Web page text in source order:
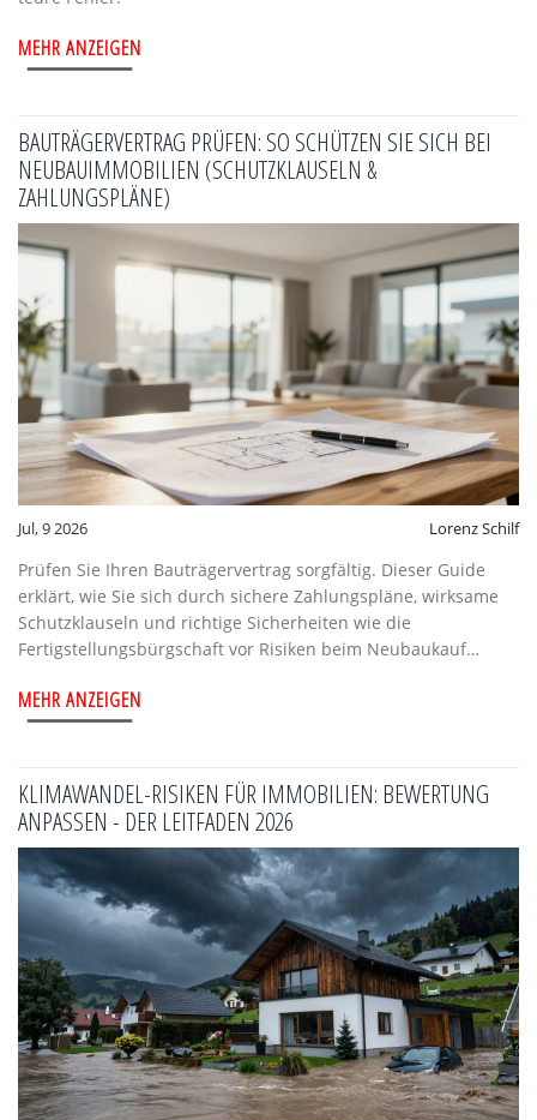
MEHR ANZEIGEN
BAUTRÄGERVERTRAG PRÜFEN: SO SCHÜTZEN SIE SICH BEI
NEUBAUIMMOBILIEN (SCHUTZKLAUSELN &
ZAHLUNGSPLÄNE)
Jul, 9 2026 Lorenz Schilf
Prüfen Sie Ihren Bauträgervertrag sorgfältig. Dieser Guide
erklärt, wie Sie sich durch sichere Zahlungspläne, wirksame
Schutzklauseln und richtige Sicherheiten wie die
Fertigstellungsbürgschaft vor Risiken beim Neubaukauf
MEHR ANZEIGEN
KLIMAWANDEL-RISIKEN FÜR IMMOBILIEN: BEWERTUNG
ANPASSEN - DER LEITFADEN 2026